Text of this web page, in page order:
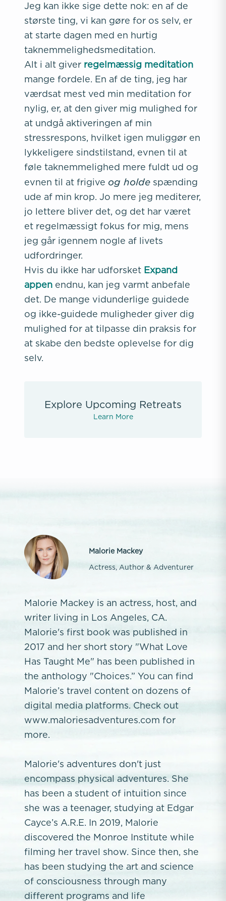
Jeg kan ikke sige dette nok: en af de
største ting, vi kan gøre for os selv, er
at starte dagen med en hurtig
taknemmelighedsmeditation.
Alt i alt giver regelmæssig meditation
mange fordele. En af de ting, jeg har
værdsat mest ved min meditation for
nylig, er, at den giver mig mulighed for
at undgå aktiveringen af min
stressrespons, hvilket igen muliggør en
lykkeligere sindstilstand, evnen til at
føle taknemmelighed mere fuldt ud og
evnen til at frigive og holde spænding
ude af min krop. Jo mere jeg mediterer,
jo lettere bliver det, og det har været
et regelmæssigt fokus for mig, mens
jeg går igennem nogle af livets
udfordringer.
Hvis du ikke har udforsket Expand
appen endnu, kan jeg varmt anbefale
det. De mange vidunderlige guidede
og ikke-guidede muligheder giver dig
mulighed for at tilpasse din praksis for
at skabe den bedste oplevelse for dig
selv.
Explore Upcoming Retreats
Learn More
Malorie Mackey
Actress, Author & Adventurer
Malorie Mackey is an actress, host, and
writer living in Los Angeles, CA.
Malorie's first book was published in
2017 and her short story "What Love
Has Taught Me" has been published in
the anthology "Choices.” You can find
Malorie’s travel content on dozens of
digital media platforms. Check out
www.maloriesadventures.com for
more.
Malorie's adventures don't just
encompass physical adventures. She
has been a student of intuition since
she was a teenager, studying at Edgar
Cayce’s A.R.E. In 2019, Malorie
discovered the Monroe Institute while
filming her travel show. Since then, she
has been studying the art and science
of consciousness through many
different programs and life